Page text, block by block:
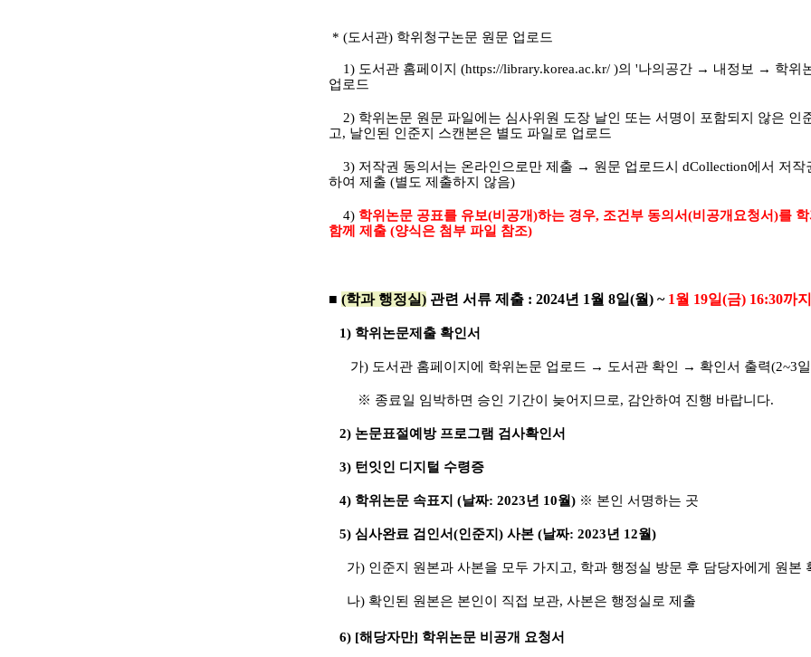
* (도서관) 학위청구논문 원문 업로드
1) 도서관 홈페이지 (https://library.korea.ac.kr/)의 '나의공간 → 내정보 → 학위
업로드
2) 학위논문 원문 파일에는 심사위원 도장 날인 또는 서명이 포함되지 않은 인
고, 날인된 인준지 스캔본은 별도 파일로 업로드
3) 저작권 동의서는 온라인으로만 제출 → 원문 업로드시 dCollection에서 저작
하여 제출 (별도 제출하지 않음)
4) 학위논문 공표를 유보(비공개)하는 경우, 조건부 동의서(비공개요청서)를
함께 제출 (양식은 첨부 파일 참조)
■ (학과 행정실)관련 서류 제출 : 2024년 1월 8일(월) ~ 1월 19일(금) 16:30까지
1) 학위논문제출 확인서
가) 도서관 홈페이지에 학위논문 업로드 → 도서관 확인 → 확인서 출력(2~3
※ 종료일 임박하면 승인 기간이 늦어지므로, 감안하여 진행 바랍니다.
2) 논문표절예방 프로그램 검사확인서
3) 턴잇인 디지털 수령증
4) 학위논문 속표지 (날짜: 2023년 10월) ※ 본인 서명하는 곳
5) 심사완료 검인서(인준지) 사본 (날짜: 2023년 12월)
가) 인준지 원본과 사본을 모두 가지고, 학과 행정실 방문 후 담당자에게 원본
나) 확인된 원본은 본인이 직접 보관, 사본은 행정실로 제출
6) [해당자만] 학위논문 비공개 요청서